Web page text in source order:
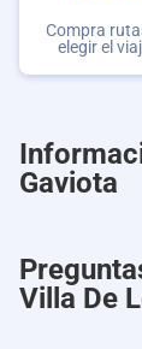
Compra
elegir el
Gaviota
Villa De